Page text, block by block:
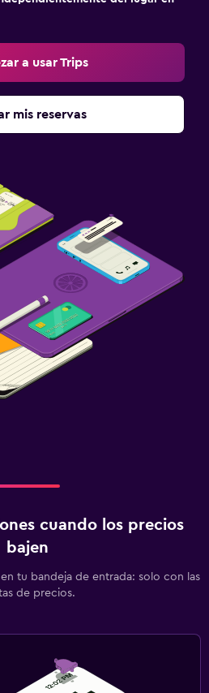
a usar Trips
mis reservas
cuando los precios
bajen
tu bandeja de entrada: solo con las
de precios.